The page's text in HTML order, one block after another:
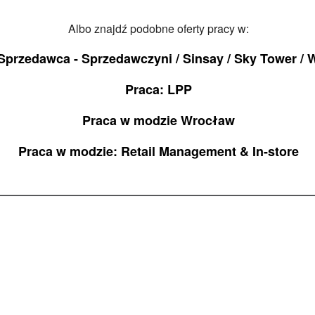
Albo znajdź podobne oferty pracy w:
- Sprzedawczyni / Sinsay / Sky Tower /
Praca: LPP
Praca w modzie Wrocław
Praca w modzie: Retail Management & In-store